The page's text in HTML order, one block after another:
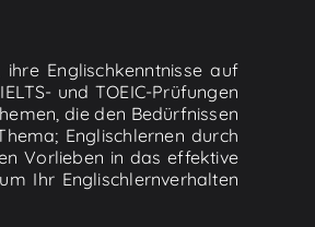
Englischkenntnisse auf
und TOEIC-Prüfungen
die den Bedürfnissen
Englischlernen durch
Vorlieben in das effektive
Ihr Englischlernverhalten